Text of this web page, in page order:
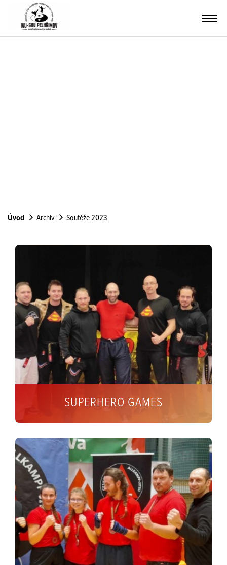
Úvod Archiv Soutěže 2023
SUPERHERO GAMES